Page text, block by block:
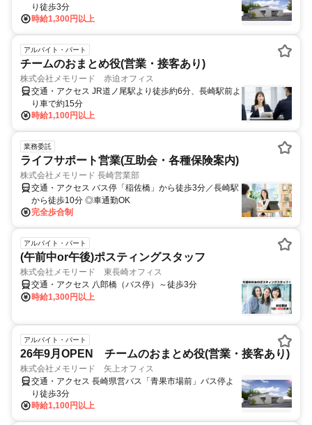
時給1,300円以上
り徒歩3分
アルバイト・パート
チームのおまとめ役(営業・接客あり)
株式会社メモリード 赤迫オフィス
時給1,100円以上
交通・アクセス JR道ノ尾駅より徒歩約6分、長崎駅前よ
り車で約15分
業務委託
ライフサポート営業(互助会・各種保険案内)
株式会社メモリード 長崎営業部
完全歩合制
交通・アクセス バス停「稲佐橋」から徒歩3分／長崎駅
から徒歩10分 ◎車通勤OK
アルバイト・パート
(午前中or午後)ポスティングスタッフ
株式会社メモリード 東長崎オフィス
時給1,300円以上
交通・アクセス 八郎橋（バス停）～徒歩3分
アルバイト・パート
26年9月OPEN チームのおまとめ役(営業・接客あり)
株式会社メモリード 矢上オフィス
時給1,100円以上
交通・アクセス 長崎県営バス「青果市場前」バス停よ
り徒歩3分